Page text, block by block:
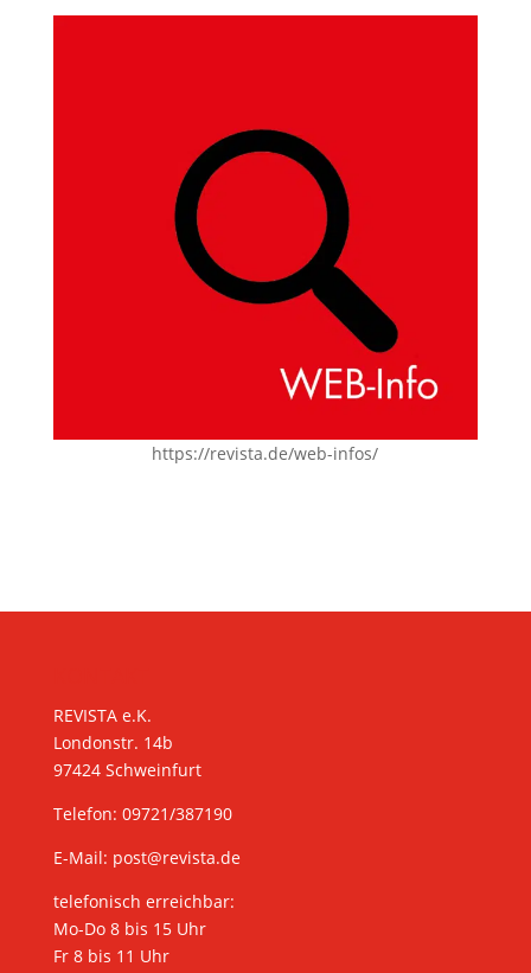
https://revista.de/web-infos/
REVISTA e.K.
Londonstr. 14b
97424 Schweinfurt
Telefon: 09721/387190
E-Mail: post@revista.de
telefonisch erreichbar:
Mo-Do 8 bis 15 Uhr
Fr 8 bis 11 Uhr